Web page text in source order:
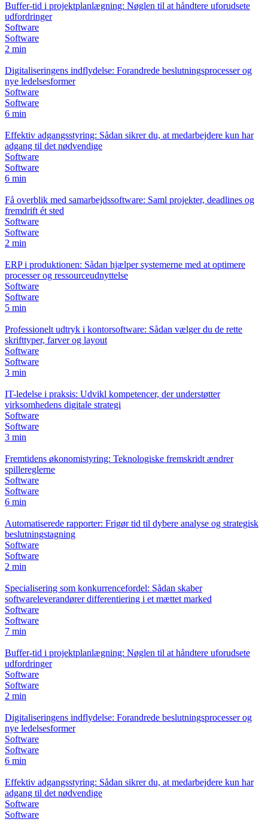
Buffer-tid i projektplanlægning: Nøglen til at håndtere uforudsete
udfordringer
Software
Software
2 min
Digitaliseringens indflydelse: Forandrede beslutningsprocesser og
nye ledelsesformer
Software
Software
6 min
Effektiv adgangsstyring: Sådan sikrer du, at medarbejdere kun har
adgang til det nødvendige
Software
Software
6 min
Få overblik med samarbejdssoftware: Saml projekter, deadlines og
fremdrift ét sted
Software
Software
2 min
ERP i produktionen: Sådan hjælper systemerne med at optimere
processer og ressourceudnyttelse
Software
Software
5 min
Professionelt udtryk i kontorsoftware: Sådan vælger du de rette
skrifttyper, farver og layout
Software
Software
3 min
IT-ledelse i praksis: Udvikl kompetencer, der understøtter
virksomhedens digitale strategi
Software
Software
3 min
Fremtidens økonomistyring: Teknologiske fremskridt ændrer
spillereglerne
Software
Software
6 min
Automatiserede rapporter: Frigør tid til dybere analyse og strategisk
beslutningstagning
Software
Software
2 min
Specialisering som konkurrencefordel: Sådan skaber
softwareleverandører differentiering i et mættet marked
Software
Software
7 min
Buffer-tid i projektplanlægning: Nøglen til at håndtere uforudsete
udfordringer
Software
Software
2 min
Digitaliseringens indflydelse: Forandrede beslutningsprocesser og
nye ledelsesformer
Software
Software
6 min
Effektiv adgangsstyring: Sådan sikrer du, at medarbejdere kun har
adgang til det nødvendige
Software
Software